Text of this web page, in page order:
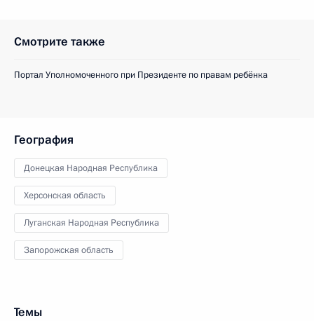
Смотрите также
Портал Уполномоченного при Президенте по правам ребёнка
География
Донецкая Народная Республика
Херсонская область
Луганская Народная Республика
Запорожская область
Темы